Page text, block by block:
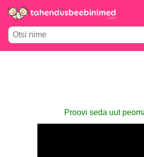
Proovi seda uut